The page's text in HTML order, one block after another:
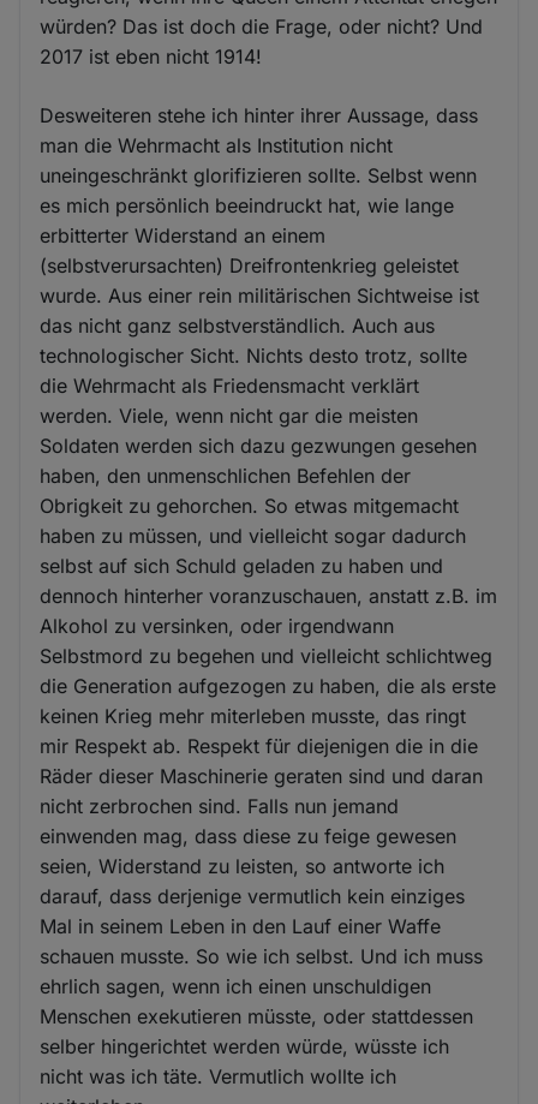
würden? Das ist doch die Frage, oder nicht? Und
2017 ist eben nicht 1914!
Desweiteren stehe ich hinter ihrer Aussage, dass
man die Wehrmacht als Institution nicht
uneingeschränkt glorifizieren sollte. Selbst wenn
es mich persönlich beeindruckt hat, wie lange
erbitterter Widerstand an einem
(selbstverursachten) Dreifrontenkrieg geleistet
wurde. Aus einer rein militärischen Sichtweise ist
das nicht ganz selbstverständlich. Auch aus
technologischer Sicht. Nichts desto trotz, sollte
die Wehrmacht als Friedensmacht verklärt
werden. Viele, wenn nicht gar die meisten
Soldaten werden sich dazu gezwungen gesehen
haben, den unmenschlichen Befehlen der
Obrigkeit zu gehorchen. So etwas mitgemacht
haben zu müssen, und vielleicht sogar dadurch
selbst auf sich Schuld geladen zu haben und
dennoch hinterher voranzuschauen, anstatt z.B. im
Alkohol zu versinken, oder irgendwann
Selbstmord zu begehen und vielleicht schlichtweg
die Generation aufgezogen zu haben, die als erste
keinen Krieg mehr miterleben musste, das ringt
mir Respekt ab. Respekt für diejenigen die in die
Räder dieser Maschinerie geraten sind und daran
nicht zerbrochen sind. Falls nun jemand
einwenden mag, dass diese zu feige gewesen
seien, Widerstand zu leisten, so antworte ich
darauf, dass derjenige vermutlich kein einziges
Mal in seinem Leben in den Lauf einer Waffe
schauen musste. So wie ich selbst. Und ich muss
ehrlich sagen, wenn ich einen unschuldigen
Menschen exekutieren müsste, oder stattdessen
selber hingerichtet werden würde, wüsste ich
nicht was ich täte. Vermutlich wollte ich